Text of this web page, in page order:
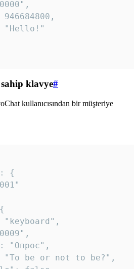
sahip klavye#
kullanıcısından bir müşteriye